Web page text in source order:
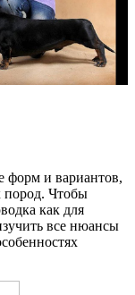
форм и вариантов,
пород. Чтобы
как для
все нюансы